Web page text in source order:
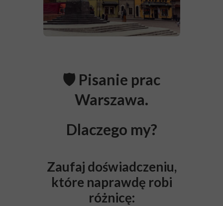
🛡️ Pisanie prac
Warszawa.
Dlaczego my?
Zaufaj doświadczeniu,
które naprawdę robi
różnicę: